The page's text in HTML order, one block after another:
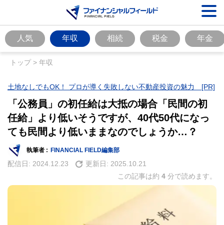
人気 年収 相続 税金 年金
トップ> 年収
土地なしでもOK！ プロが導く失敗しない不動産投資の魅力 [PR]
「公務員」の初任給は大抵の場合「民間の初
任給」より低いそうですが、40代50代になっ
ても民間より低いままなのでしょうか…？
執筆者 : FINANCIAL FIELD編集部
配信日: 2024.12.23 更新日: 2025.10.21
この記事は約 4 分で読めます。